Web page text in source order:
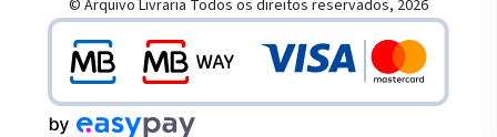
© Arquivo Livraria Todos os direitos reservados, 2026